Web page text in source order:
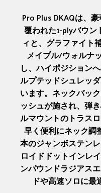
Pro Plus DKAQは、
覆われた1-plyバウ
ィと、グラファイト
メイプル/ウォルナ
し、ハイポジション
ルプテッドシュレッ
います。ネックバッ
ッシュが施され、弾
ルマウントのトラス
早く便利にネック調
本のジャンボステン
ロイドドットインレ
ンパウンドラジアス
ドや高速ソロに最